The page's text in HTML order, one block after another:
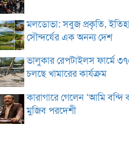
মলডোভা: সবুজ প্রকৃতি,
সৌন্দর্যের এক অনন্য দেশ
ভালুকার রেপটাইলস ফার্মে
চলছে খামারের কার্যক্রম
কারাগারে গেলেন ‘আমি বন্দি
মুজিব পরদেশী